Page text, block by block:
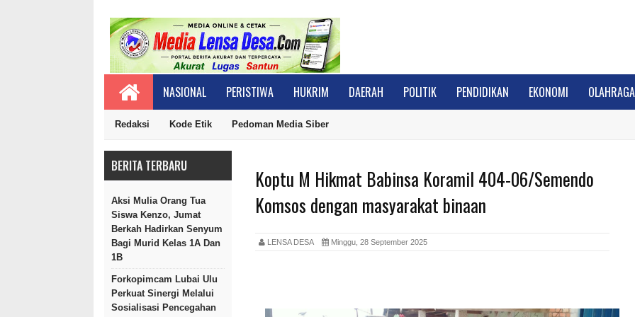
NASIONAL PERISTIWA HUKRIM DAERAH POLITIK PENDIDIKAN EKONOMI OLAHRAGA
Redaksi Kode Etik Pedoman Media Siber
BERITA TERBARU
Aksi Mulia Orang Tua
Siswa Kenzo, Jumat
Berkah Hadirkan Senyum
Bagi Murid Kelas 1A Dan
1B
Forkopimcam Lubai Ulu
Perkuat Sinergi Melalui
Sosialisasi Pencegahan
Koptu M Hikmat Babinsa Koramil 404-06/Semendo
Komsos dengan masyarakat binaan
LENSA DESA Minggu, 28 September 2025